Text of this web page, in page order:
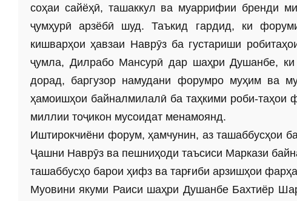
соҳаи сайёҳӣ, ташаккул ва муаррифии бренди
ҷумҳурӣ арзёбӣ шуд. Таъкид гардид, ки
кишварҳои ҳавзаи Наврӯз ба густариши
ҷумла, Дилрабо Мансурӣ дар шаҳри Душанбе, ки
дорад, баргузор намудани форумро муҳим ва
ҳамоишҳои байналмилалӣ ба таҳкими роби-
миллии тоҷикон мусои­дат менамоянд.
Иштирокчиёни форум, ҳамчунин, аз ташаббусҳои
Ҷашни Наврӯз ва пешниҳоди таъсиси Маркази
ташаббусҳо барои ҳифз ва тарғиби арзишҳои
Муовини якуми Раиси шаҳри Душанбе Бахтиёр